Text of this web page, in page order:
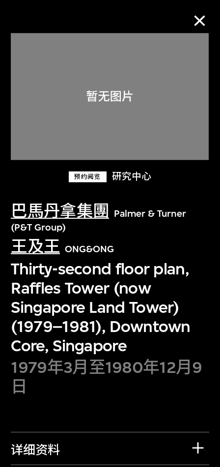
预约阅览 研究中心
巴馬丹拿集團
Palmer & Turner
(P&T Group)
王及王 ONG&ONG
Thirty-second floor plan,
Raffles Tower (now
Singapore Land Tower)
(1979–1981), Downtown
Core, Singapore
1979年3月至1980年12月9
日
详细资料
关于M+藏品
探索世界顶级的二十及二十一世纪视觉
文化藏品。